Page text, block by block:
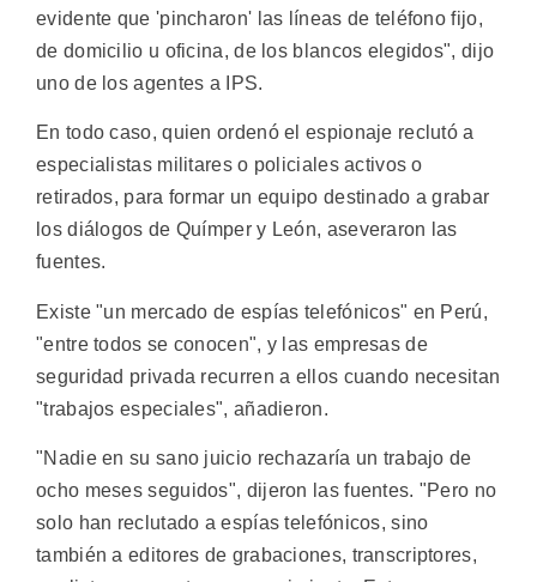
evidente que 'pincharon' las líneas de teléfono fijo,
de domicilio u oficina, de los blancos elegidos", dijo
uno de los agentes a IPS.
En todo caso, quien ordenó el espionaje reclutó a
especialistas militares o policiales activos o
retirados, para formar un equipo destinado a grabar
los diálogos de Químper y León, aseveraron las
fuentes.
Existe "un mercado de espías telefónicos" en Perú,
"entre todos se conocen", y las empresas de
seguridad privada recurren a ellos cuando necesitan
"trabajos especiales", añadieron.
"Nadie en su sano juicio rechazaría un trabajo de
ocho meses seguidos", dijeron las fuentes. "Pero no
solo han reclutado a espías telefónicos, sino
también a editores de grabaciones, transcriptores,